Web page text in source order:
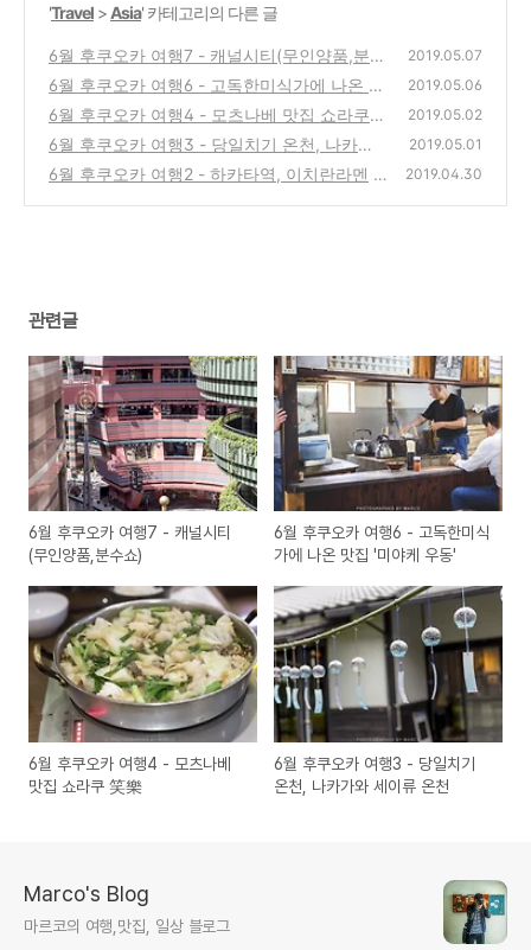
'Travel > Asia' 카테고리의 다른 글
6월 후쿠오카 여행7 - 캐널시티(무인양품,분수
쇼)
(0)
2019.05.07
6월 후쿠오카 여행6 - 고독한미식가에 나온 맛
집 '미야케 우동'
(0)
2019.05.06
6월 후쿠오카 여행4 - 모츠나베 맛집 쇼라쿠
笑樂
(0)
2019.05.02
6월 후쿠오카 여행3 - 당일치기 온천, 나카가
와 세이류 온천
(0)
2019.05.01
6월 후쿠오카 여행2 - 하카타역, 이치란라멘 2019.04.30
관련글
6월 후쿠오카 여행7 - 캐널시티
(무인양품,분수쇼)
6월 후쿠오카 여행6 - 고독한미식
가에 나온 맛집 '미야케 우동'
6월 후쿠오카 여행4 - 모츠나베
맛집 쇼라쿠 笑樂
6월 후쿠오카 여행3 - 당일치기
온천, 나카가와 세이류 온천
Marco's Blog
마르코의 여행,맛집, 일상 블로그